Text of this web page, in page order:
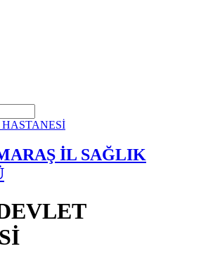
İL SAĞLIK